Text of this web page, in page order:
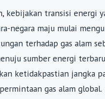
kebijakan transisi energi
negara maju mulai
terhadap gas alam
sumber energi
ketidakpastian jangka
gas alam global.